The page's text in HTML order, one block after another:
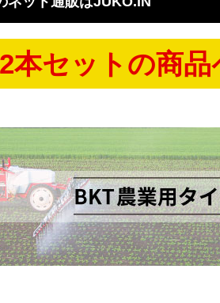
本セットの商